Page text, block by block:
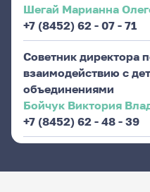
Шегай Марианна
+7 (8452) 62 - 07 - 71
Советник директора
взаимодействию с
объединениями
Бойчук Виктория
+7 (8452) 62 - 48 - 39